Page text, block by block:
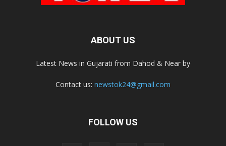
ABOUT US
Latest News in Gujarati from Dahod & Near by
Contact us: newstok24@gmail.com
FOLLOW US